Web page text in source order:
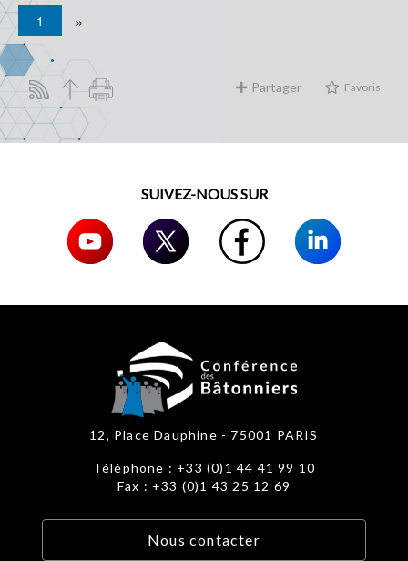
1 »
Partager Favoris
SUIVEZ-NOUS SUR
12, Place Dauphine - 75001 PARIS
Téléphone : +33 (0)1 44 41 99 10
Fax : +33 (0)1 43 25 12 69
Nous contacter